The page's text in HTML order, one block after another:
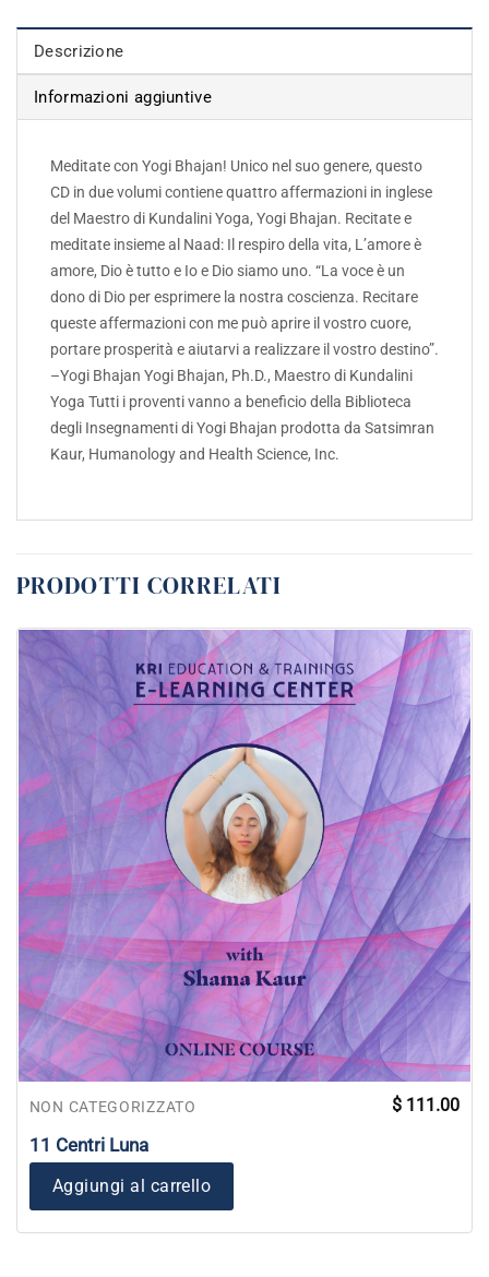
Descrizione
Informazioni aggiuntive
Meditate con Yogi Bhajan! Unico nel suo genere, questo
CD in due volumi contiene quattro affermazioni in inglese
del Maestro di Kundalini Yoga, Yogi Bhajan. Recitate e
meditate insieme al Naad: Il respiro della vita, L’amore è
amore, Dio è tutto e Io e Dio siamo uno. “La voce è un
dono di Dio per esprimere la nostra coscienza. Recitare
queste affermazioni con me può aprire il vostro cuore,
portare prosperità e aiutarvi a realizzare il vostro destino”.
–Yogi Bhajan Yogi Bhajan, Ph.D., Maestro di Kundalini
Yoga Tutti i proventi vanno a beneficio della Biblioteca
degli Insegnamenti di Yogi Bhajan prodotta da Satsimran
Kaur, Humanology and Health Science, Inc.
PRODOTTI CORRELATI
NON CATEGORIZZATO
11 Centri Luna
$ 111.00
Aggiungi al carrello